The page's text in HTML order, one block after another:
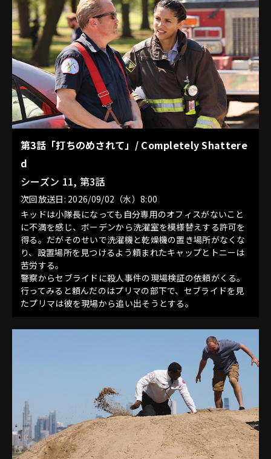
第3話「打ちのめされて」/ Completely Shattere
d
シーズン 11, 第3話
次回放送日: 2026/09/02（水）8:00
キッドは小隊長になっても自分専用のオフィスがないこと
に不満を感じ、ボーデンから洗濯室を模様替えする許可を
得る。だがそのせいで洗濯機と乾燥機の置き場所がなくな
り、設置場所を見つけるよう頼まれたキャップとトニーは
苦労する。
警察からセブライドに殺人事件の現場検証の依頼がくる。
行ってみると頼んだのはプリマの部下で、セブライドを見
たプリマは彼を現場から追い出そうとする。